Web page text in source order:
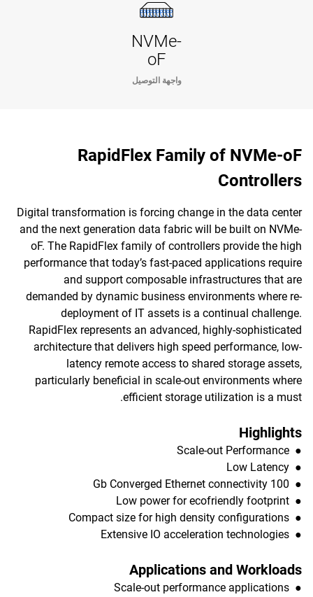
NVMe-
oF
واجهة التوصيل
RapidFlex Family of NVMe-oF
Controllers
Digital transformation is forcing change in the data center
and the next generation data fabric will be built on NVMe-
oF. The RapidFlex family of controllers provide the high
performance that today’s fast-paced applications require
and support composable infrastructures that are
demanded by dynamic business environments where re-
deployment of IT assets is a continual challenge.
RapidFlex represents an advanced, highly-sophisticated
architecture that delivers high speed performance, low-
latency remote access to shared storage assets,
particularly beneficial in scale-out environments where
efficient storage utilization is a must.
Highlights
● Scale-out Performance
● Low Latency
● 100 Gb Converged Ethernet connectivity
● Low power for ecofriendly footprint
● Compact size for high density configurations
● Extensive IO acceleration technologies
Applications and Workloads
● Scale-out performance applications